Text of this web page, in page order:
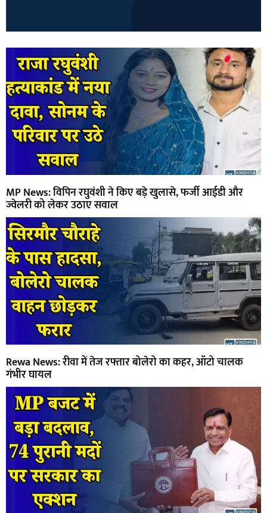
MP News: विपिन रघुवंशी ने किए बड़े खुलासे, फर्जी आईडी और
ज्वेलरी को लेकर उठाए सवाल
Rewa News: रीवा में तेज रफ्तार बोलेरो का कहर, ऑटो चालक
गंभीर घायल